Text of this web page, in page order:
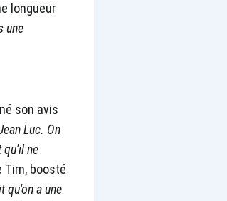
longueur
une
son avis
Luc. On
qu'il ne
boosté
qu'on a une